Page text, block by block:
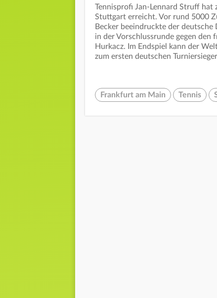
Tennisprofi Jan-Lennard Struff hat
Stuttgart erreicht. Vor rund 5000
Becker beeindruckte der deutsche
in der Vorschlussrunde gegen
Hurkacz. Im Endspiel kann der
zum ersten deutschen
Frankfurt am Main Tennis